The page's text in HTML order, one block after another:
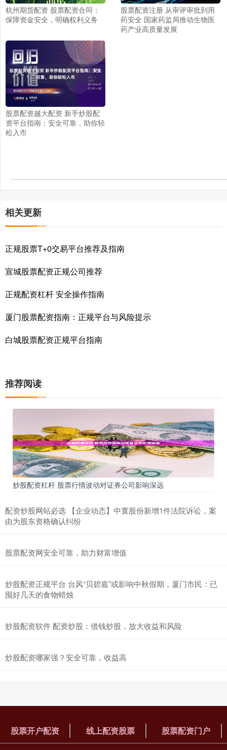
杭州期货配资 股票配资合同：
保障资金安全，明确权利义务
股票配资注册 从审评审批到用
药安全 国家药监局推动生物医
药产业高质量发展
股票配资越大配资 新手炒股配
资平台指南：安全可靠，助你轻
松入市
相关更新
正规股票T+0交易平台推荐及指南
宣城股票配资正规公司推荐
正规配资杠杆 安全操作指南
厦门股票配资指南：正规平台与风险提示
白城股票配资正规平台指南
推荐阅读
炒股配资杠杆 股票行情波动对证券公司影响深远
配资炒股网站必选 【企业动态】中寰股份新增1件法院诉讼，案
由为股东资格确认纠纷
股票配资网安全可靠，助力财富增值
炒股配资正规平台 台风“贝碧嘉”或影响中秋假期，厦门市民：已
囤好几天的食物蜡烛
炒股配资软件 配资炒股：借钱炒股，放大收益和风险
炒股配资哪家强？安全可靠，收益高
股票开户配资 线上配资股票 股票配资门户